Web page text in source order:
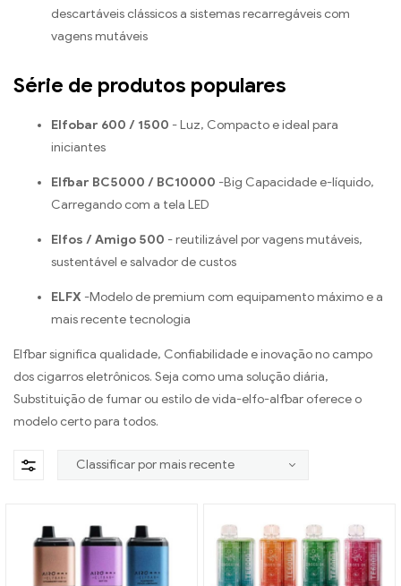
descartáveis ​​clássicos a sistemas recarregáveis ​​com
vagens mutáveis
Série de produtos populares
Elfobar 600 / 1500 - Luz, Compacto e ideal para
iniciantes
Elfbar BC5000 / BC10000 -Big Capacidade e-líquido,
Carregando com a tela LED
Elfos / Amigo 500 - reutilizável por vagens mutáveis,
sustentável e salvador de custos
ELFX -Modelo de premium com equipamento máximo e a
mais recente tecnologia
Elfbar significa qualidade, Confiabilidade e inovação no campo
dos cigarros eletrônicos. Seja como uma solução diária,
Substituição de fumar ou estilo de vida-elfo-alfbar oferece o
modelo certo para todos.